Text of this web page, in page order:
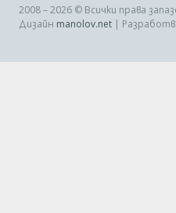
2008 – 2026 © Всички права
Дизайн manolov.net |